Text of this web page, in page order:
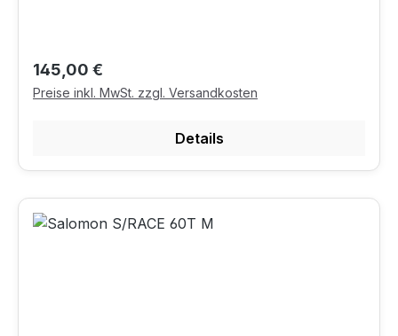
Regulärer Preis:
145,00 €
Preise inkl. MwSt. zzgl. Versandkosten
Details